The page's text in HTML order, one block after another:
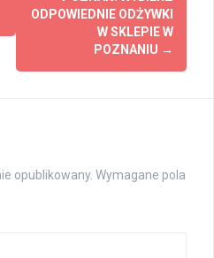
ODPOWIEDNIE ODŻYWKI
W SKLEPIE W
POZNANIU →
opublikowany. Wymagane pola